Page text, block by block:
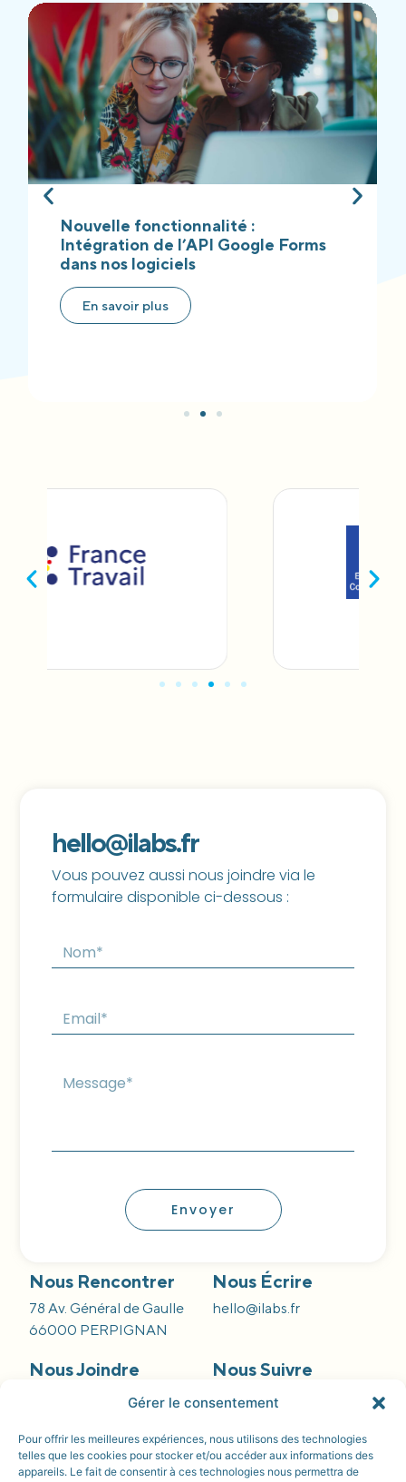
Gérer le consentement
Pour offrir les meilleures expériences, nous utilisons des technologies
telles que les cookies pour stocker et/ou accéder aux informations des
appareils. Le fait de consentir à ces technologies nous permettra de
Nouvelle fonctionnalité :
Intégration de l’API Google Forms
dans nos logiciels
En savoir plus
hello@ilabs.fr
Vous pouvez aussi nous joindre via le
formulaire disponible ci-dessous :
Envoyer
Nous Rencontrer
78 Av. Général de Gaulle
66000 PERPIGNAN
Nous Écrire
hello@ilabs.fr
Nous Joindre Nous Suivre